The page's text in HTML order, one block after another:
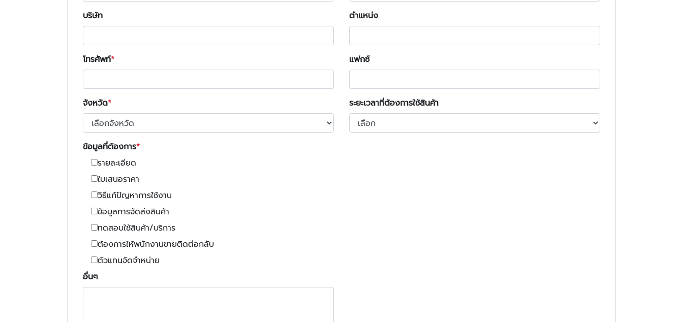
บริษัท ตำแหน่ง
โทรศัพท์ แฟกซ์
จังหวัด ระยะเวลาที่ต้องการใช้สินค้า
ข้อมูลที่ต้องการ
รายละเอียด
ใบเสนอราคา
วิธีแก้ปัญหาการใช้งาน
ข้อมูลการจัดส่งสินค้า
ทดสอบใช้สินค้า/บริการ
ต้องการให้พนักงานขายติดต่อกลับ
ตัวแทนจัดจำหน่าย
อื่นๆ